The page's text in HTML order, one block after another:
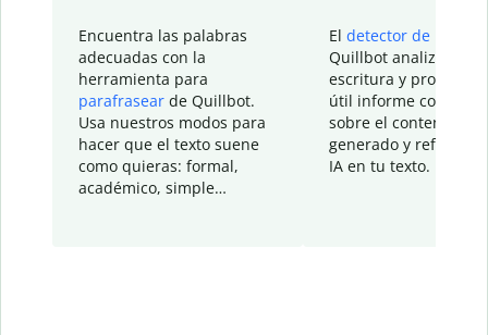
Encuentra las palabras
adecuadas con la
herramienta para
parafrasear de Quillbot.
Usa nuestros modos para
hacer que el texto suene
como quieras: formal,
académico, simple…
El detector de IA
Quillbot analiza tu
escritura y
útil informe con
sobre el contenido
generado y refinado
IA en tu texto.